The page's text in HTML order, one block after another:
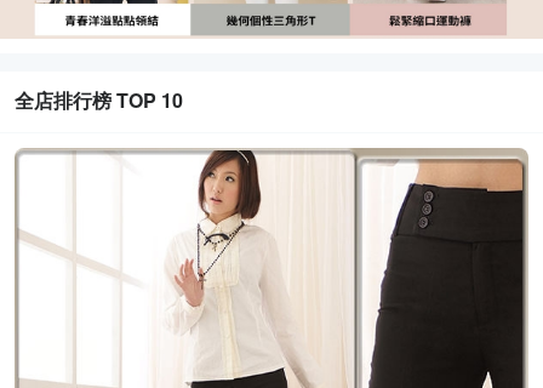
全店排行榜 TOP 10